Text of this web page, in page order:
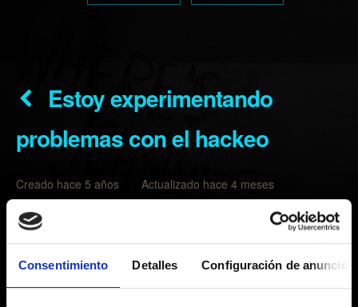
Consentimiento Detalles Configuración de anuncios
Estoy experimentando
problemas con el hackeo
Creado hace 5 años Actualizado hace 4 meses
Antes de informar de un problema con el juego, consulta
la resolución de problemasdescrita aquí.
Si el problema persiste, ponte en contacto con nosotros